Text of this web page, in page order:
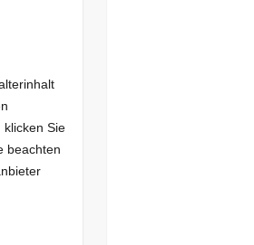
klicken Sie
beachten